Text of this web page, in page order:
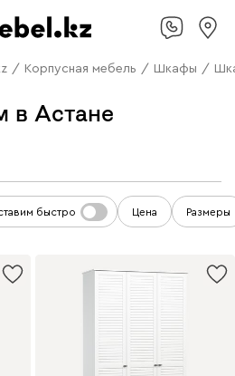
/ Корпусная мебель / Шкафы /
в Астане
быстро Цена Размеры